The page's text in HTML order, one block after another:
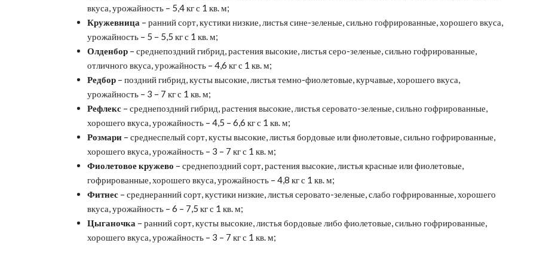
вкуса, урожайность – 5,4 кг с 1 кв. м;
Кружевница – ранний сорт, кустики низкие, листья сине-зеленые, сильно гофрированные, хорошего вкуса,
урожайность – 5 – 5,5 кг с 1 кв. м;
Олденбор – среднепоздний гибрид, растения высокие, листья серо-зеленые, сильно гофрированные,
отличного вкуса, урожайность – 4,6 кг с 1 кв. м;
Редбор – поздний гибрид, кусты высокие, листья темно-фиолетовые, курчавые, хорошего вкуса,
урожайность – 3 – 7 кг с 1 кв. м;
Рефлекс – среднепоздний гибрид, растения высокие, листья серовато-зеленые, сильно гофрированные,
хорошего вкуса, урожайность – 4,5 – 6,6 кг с 1 кв. м;
Розмари – среднеспелый сорт, кусты высокие, листья бордовые или фиолетовые, сильно гофрированные,
хорошего вкуса, урожайность – 3 – 7 кг с 1 кв. м;
Фиолетовое кружево – среднепоздний сорт, растения высокие, листья красные или фиолетовые,
гофрированные, хорошего вкуса, урожайность – 4,8 кг с 1 кв. м;
Фитнес – среднеранний сорт, кустики низкие, листья серовато-зеленые, слабо гофрированные, хорошего
вкуса, урожайность – 6 – 7,5 кг с 1 кв. м;
Цыганочка – ранний сорт, кусты высокие, листья бордовые либо фиолетовые, сильно гофрированные,
хорошего вкуса, урожайность – 3 – 7 кг с 1 кв. м;